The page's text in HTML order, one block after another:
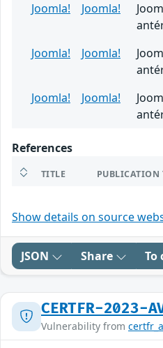
Joomla! Joomla!
Joomla!
Joomla!
Joomla!
Joomla!
References
TITLE PUBLICATION
Show details on source
JSON Share To
CERTFR-2023-
Vulnerability from